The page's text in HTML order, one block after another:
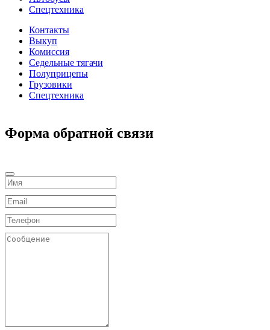
Спецтехника
Контакты
Выкуп
Комиссия
Седельные тягачи
Полуприцепы
Грузовики
Спецтехника
Форма обратной связи